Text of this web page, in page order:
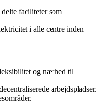
delte faciliteter som
i alle centre inden
og nærhed til
arbejdspladser.